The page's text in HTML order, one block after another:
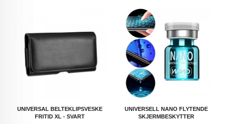
UNIVERSAL BELTEKLIPSVESKE
FRITID XL - SVART
UNIVERSELL NANO FLYTENDE
SKJERMBESKYTTER